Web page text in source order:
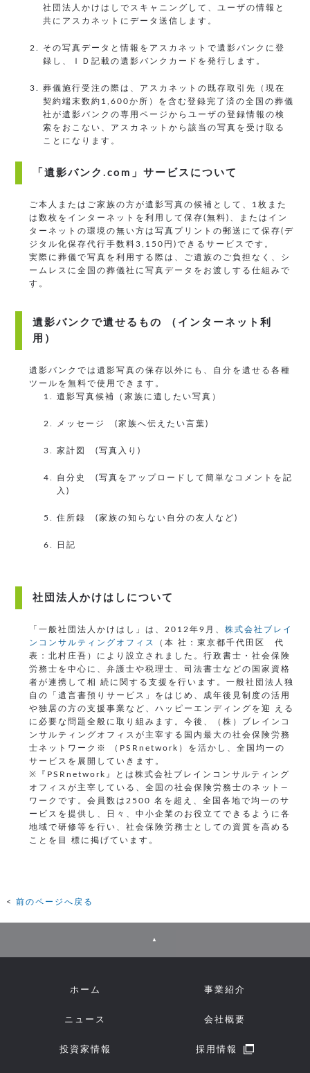
社団法人かけはしでスキャニングして、ユーザの情報と
共にアスカネットにデータ送信します。
その写真データと情報をアスカネットで遺影バンクに登
録し、ＩＤ記載の遺影バンクカードを発行します。
葬儀施行受注の際は、アスカネットの既存取引先（現在
契約端末数約1,600か所）を含む登録完了済の全国の葬儀
社が遺影バンクの専用ページからユーザの登録情報の検
索をおこない、アスカネットから該当の写真を受け取る
ことになります。
「遺影バンク.com」サービスについて
ご本人またはご家族の方が遺影写真の候補として、1枚また
は数枚をインターネットを利用して保存(無料)、またはイン
ターネットの環境の無い方は写真プリントの郵送にて保存(デ
ジタル化保存代行手数料3,150円)できるサービスです。
実際に葬儀で写真を利用する際は、ご遺族のご負担なく、シ
ームレスに全国の葬儀社に写真データをお渡しする仕組みで
す。
遺影バンクで遺せるもの （インターネット利
用）
遺影バンクでは遺影写真の保存以外にも、自分を遺せる各種
ツールを無料で使用できます。
遺影写真候補（家族に遺したい写真）
メッセージ (家族へ伝えたい言葉)
家計図 (写真入り)
自分史 (写真をアップロードして簡単なコメントを記
入)
住所録 (家族の知らない自分の友人など)
日記
社団法人かけはしについて
「一般社団法人かけはし」は、2012年9月、株式会社ブレイ
ンコンサルティングオフィス
（本 社：東京都千代田区 代
表：北村庄吾）により設立されました。行政書士・社会保険
労務士を中心に、弁護士や税理士、司法書士などの国家資格
者が連携して相 続に関する支援を行います。一般社団法人独
自の「遺言書預りサービス」をはじめ、成年後見制度の活用
や独居の方の支援事業など、ハッピーエンディングを迎 える
に必要な問題全般に取り組みます。今後、（株）ブレインコ
ンサルティングオフィスが主宰する国内最大の社会保険労務
士ネットワーク※ （PSRnetwork）を活かし、全国均一の
サービスを展開していきます。
※『PSRnetwork』とは株式会社ブレインコンサルティング
オフィスが主宰している、全国の社会保険労務士のネット―
ワークです。会員数は2500 名を超え、全国各地で均一のサ
ービスを提供し、日々、中小企業のお役立てできるように各
地域で研修等を行い、社会保険労務士としての資質を高める
ことを目 標に掲げています。
前のページへ戻る
▲
ホーム 事業紹介
ニュース 会社概要
投資家情報 採用情報